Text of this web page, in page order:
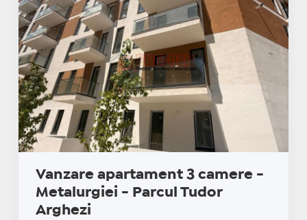
Vanzare apartament 3 camere -
Metalurgiei - Parcul Tudor
Arghezi